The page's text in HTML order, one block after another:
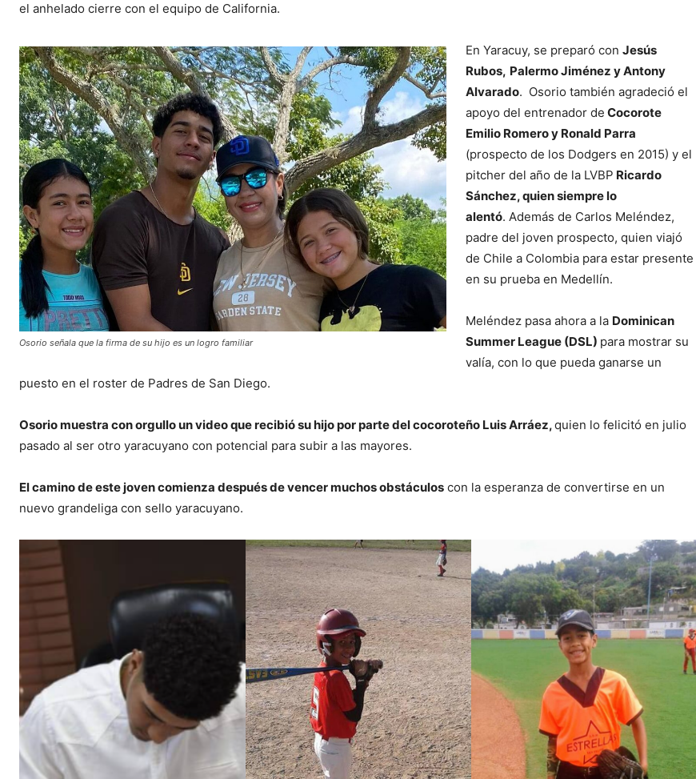
el anhelado cierre con el equipo de California.
Osorio señala que la firma de su hijo es un logro familiar
En Yaracuy, se preparó con Jesús
Rubos, Palermo Jiménez y Antony
Alvarado. Osorio también agradeció el
apoyo del entrenador de Cocorote
Emilio Romero y Ronald Parra
(prospecto de los Dodgers en 2015) y el
pitcher del año de la LVBP Ricardo
Sánchez, quien siempre lo
alentó. Además de Carlos Meléndez,
padre del joven prospecto, quien viajó
de Chile a Colombia para estar presente
en su prueba en Medellín.
Meléndez pasa ahora a la Dominican
Summer League (DSL) para mostrar su
valía, con lo que pueda ganarse un
puesto en el roster de Padres de San Diego.
Osorio muestra con orgullo un video que recibió su hijo por parte del cocoroteño Luis Arráez,quien lo felicitó en julio
pasado al ser otro yaracuyano con potencial para subir a las mayores.
El camino de este joven comienza después de vencer muchos obstáculos con la esperanza de convertirse en un
nuevo grandeliga con sello yaracuyano.